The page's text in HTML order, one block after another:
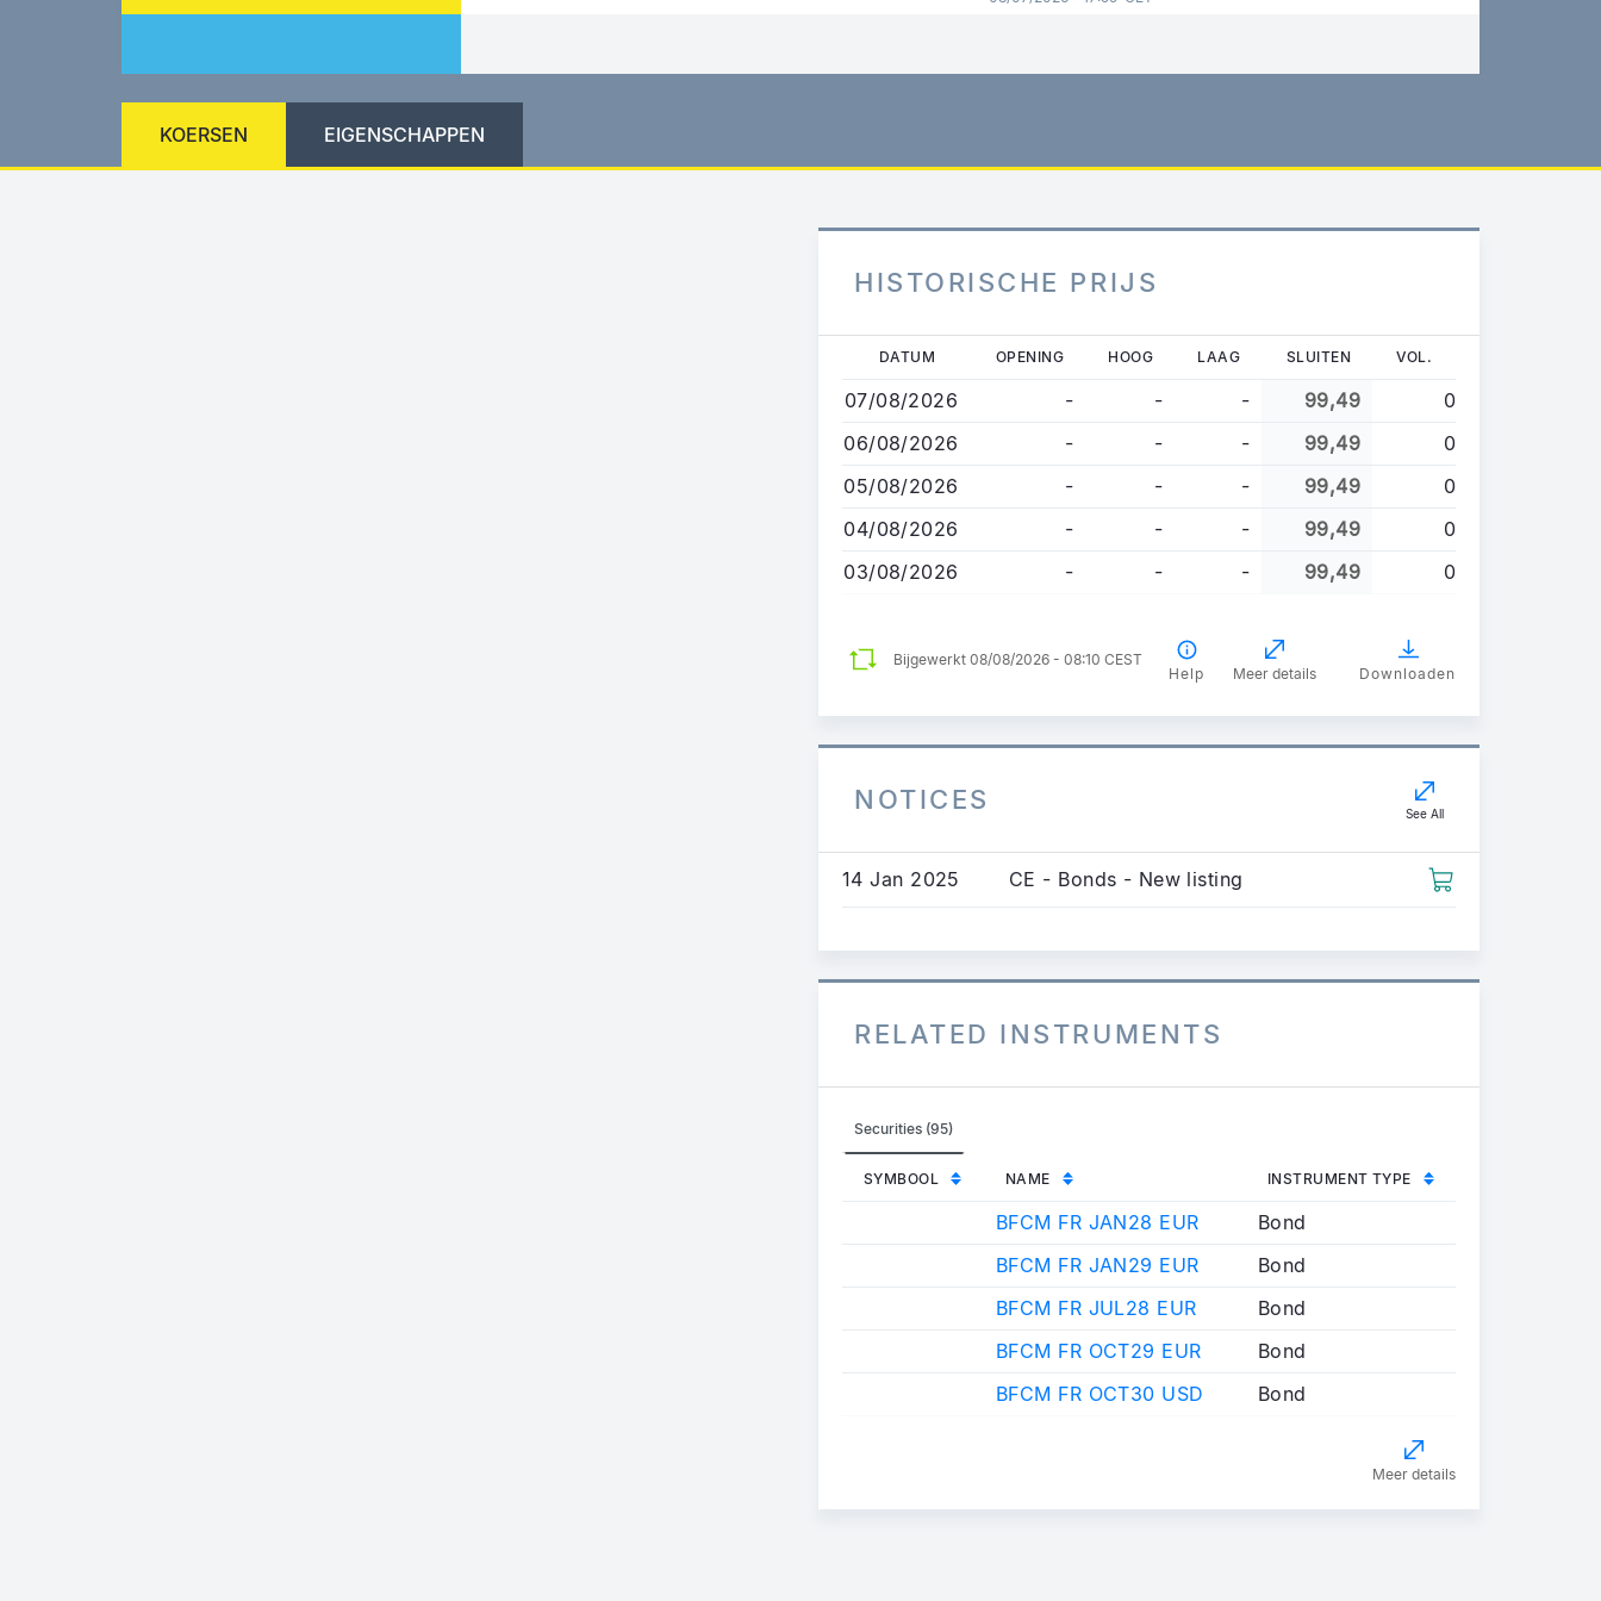
KOERSEN EIGENSCHAPPEN
HISTORISCHE PRIJS
Overslaan
naar
de
gaan
DATUM OPENING HOOG LAAG SLUITEN VOL.
07/08/2026 - - - 99,49
0
06/08/2026
- - - 99,49
0
05/08/2026
- - - 99,49
0
04/08/2026
- - - 99,49
0
03/08/2026
- - - 99,49 0
Bijgewerkt 08/08/2026 - 08:10 CEST
Help
Meer details Downloaden
NOTICES See All
14 Jan 2025 CE - Bonds - New listing
RELATED INSTRUMENTS
Securities (95)
SYMBOOL NAME INSTRUMENT TYPE
BFCM FR JAN28 EUR
Bond
BFCM FR JAN29 EUR
Bond
BFCM FR JUL28 EUR
Bond
BFCM FR OCT29 EUR
Bond
BFCM FR OCT30 USD
Bond
Meer details